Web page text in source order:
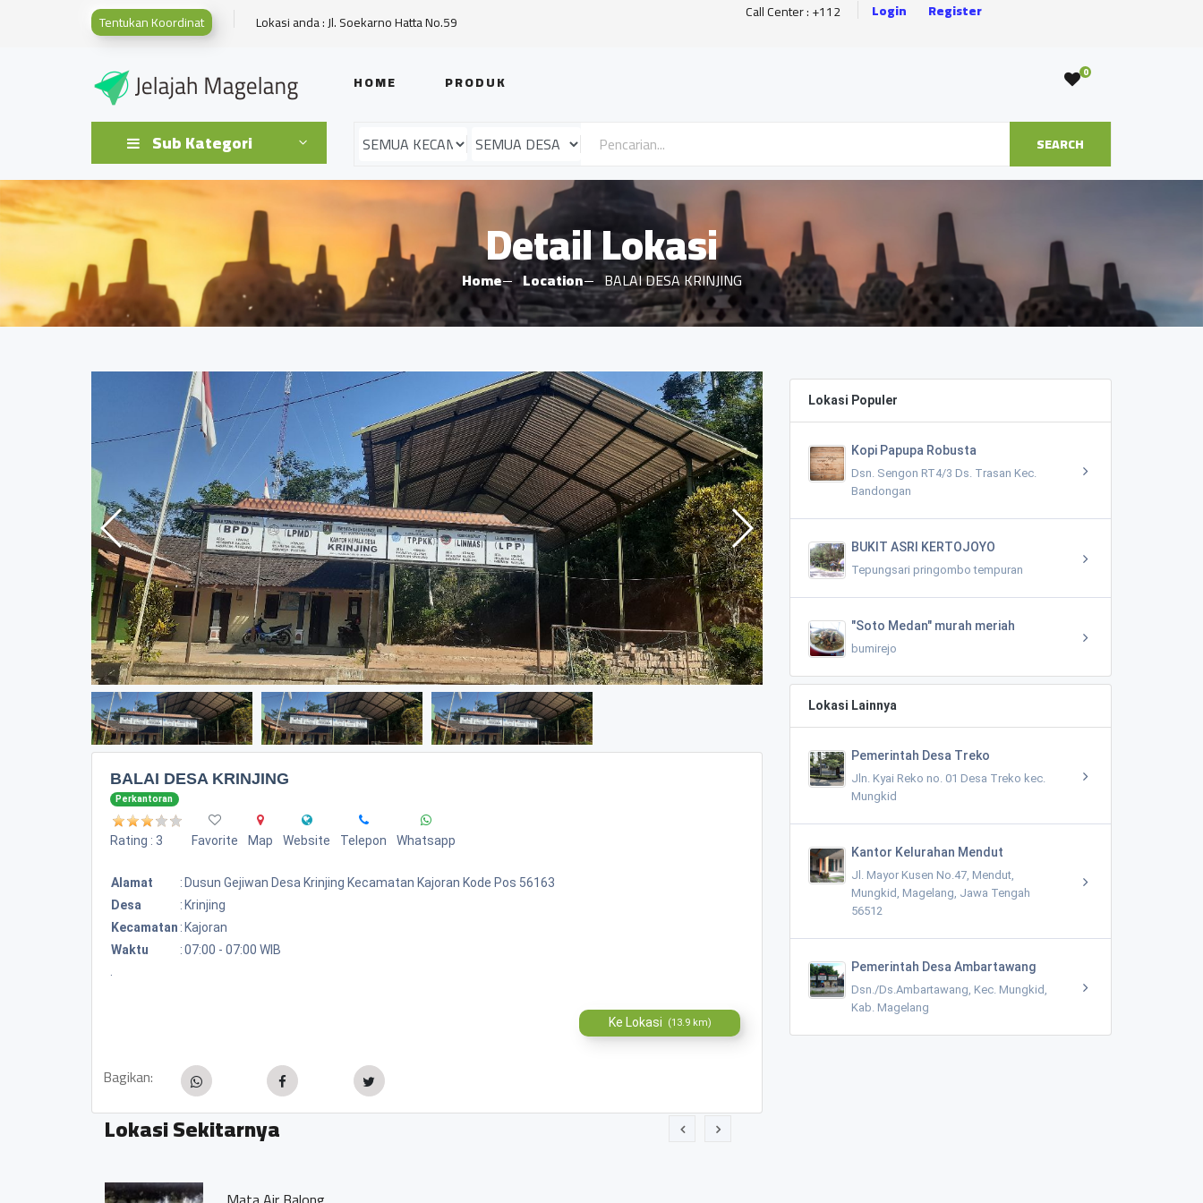
Tentukan Koordinat Lokasi anda : Jl. Soekarno Hatta No.59 Call Center : +112 Login Register
HOME PRODUK 0
Sub Kategori SEARCH
Detail Lokasi
Home Location BALAI DESA KRINJING
BALAI DESA KRINJING
Perkantoran
Rating : 3 Favorite Map Website Telepon Whatsapp
Alamat : Dusun Gejiwan Desa Krinjing Kecamatan Kajoran Kode Pos 56163
Desa
: Krinjing
Kecamatan : Kajoran
Waktu
:07:00 - 07:00 WIB
Ke Lokasi (13.9 km)
Bagikan:
Lokasi Sekitarnya
Lokasi Populer
Kopi Papupa Robusta
Dsn. Sengon RT4/3 Ds. Trasan Kec.
Bandongan
BUKIT ASRI KERTOJOYO
Tepungsari pringombo tempuran
"Soto Medan" murah meriah
bumirejo
Lokasi Lainnya
Pemerintah Desa Treko
Jln. Kyai Reko no. 01 Desa Treko kec.
Mungkid
Kantor Kelurahan Mendut
Jl. Mayor Kusen No.47, Mendut,
Mungkid, Magelang, Jawa Tengah
56512
Pemerintah Desa Ambartawang
Dsn./Ds.Ambartawang, Kec. Mungkid,
Kab. Magelang